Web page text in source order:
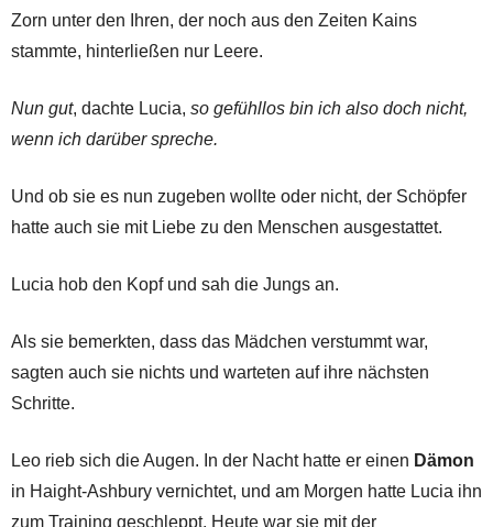
Zorn unter den Ihren, der noch aus den Zeiten Kains
stammte, hinterließen nur Leere.
Nun gut, dachte Lucia, so gefühllos bin ich also doch nicht,
wenn ich darüber spreche.
Und ob sie es nun zugeben wollte oder nicht, der Schöpfer
hatte auch sie mit Liebe zu den Menschen ausgestattet.
Lucia hob den Kopf und sah die Jungs an.
Als sie bemerkten, dass das Mädchen verstummt war,
sagten auch sie nichts und warteten auf ihre nächsten
Schritte.
Leo rieb sich die Augen. In der Nacht hatte er einen Dämon
in Haight-Ashbury vernichtet, und am Morgen hatte Lucia ihn
zum Training geschleppt. Heute war sie mit der